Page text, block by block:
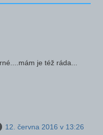
je též ráda...
12. června 2016 v 13:26